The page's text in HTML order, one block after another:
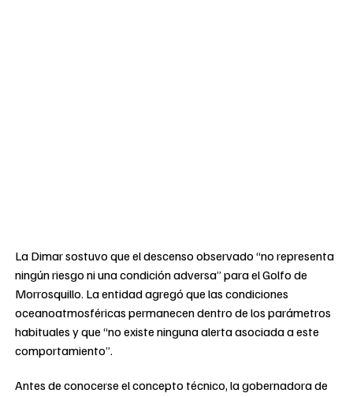
La Dimar sostuvo que el descenso observado “no representa
ningún riesgo ni una condición adversa” para el Golfo de
Morrosquillo. La entidad agregó que las condiciones
oceanoatmosféricas permanecen dentro de los parámetros
habituales y que “no existe ninguna alerta asociada a este
comportamiento”.
Antes de conocerse el concepto técnico, la gobernadora de